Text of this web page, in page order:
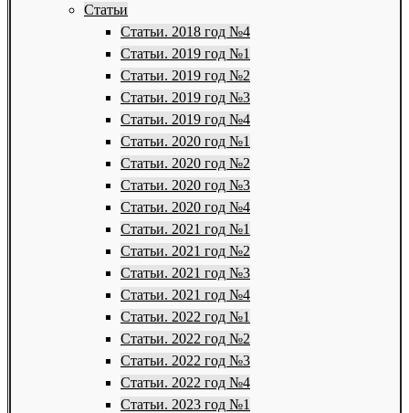
Статьи
Статьи. 2018 год №4
Статьи. 2019 год №1
Статьи. 2019 год №2
Статьи. 2019 год №3
Статьи. 2019 год №4
Статьи. 2020 год №1
Статьи. 2020 год №2
Статьи. 2020 год №3
Статьи. 2020 год №4
Статьи. 2021 год №1
Статьи. 2021 год №2
Статьи. 2021 год №3
Статьи. 2021 год №4
Статьи. 2022 год №1
Статьи. 2022 год №2
Статьи. 2022 год №3
Статьи. 2022 год №4
Статьи. 2023 год №1